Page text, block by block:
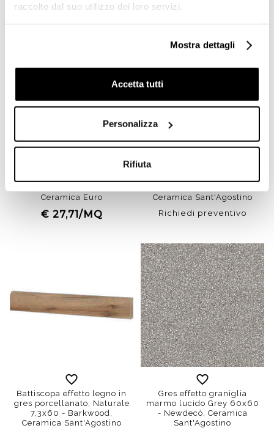
raccolto dal suo utilizzo dei loro servizi.
Mostra dettagli
Accetta tutti
Personalizza
Rifiuta
Ceramica Euro
€ 27,71/MQ
Ceramica Sant'Agostino
Richiedi preventivo
Battiscopa effetto legno in
gres porcellanato, Naturale
7,3x60 - Barkwood,
Ceramica Sant'Agostino
Gres effetto graniglia
marmo lucido Grey 60x60
- Newdecò, Ceramica
Sant'Agostino